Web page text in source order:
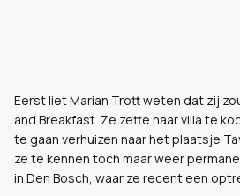
Eerst liet Marian Trott weten dat zij
and Breakfast. Ze zette haar villa te
te gaan verhuizen naar het plaatsje
ze te kennen toch maar weer
in Den Bosch, waar ze recent een